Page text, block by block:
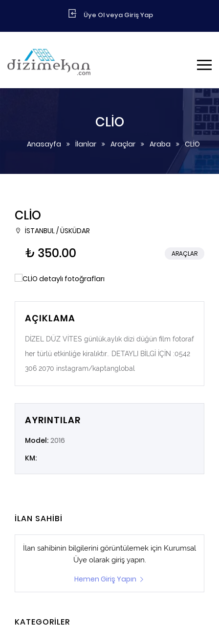
Üye Ol veya Giriş Yap
CLİO
Anasayfa İlanlar Araçlar Araba CLİO
CLİO
İSTANBUL / ÜSKÜDAR
₺ 350.00 ARAÇLAR
AÇIKLAMA
DİZEL DÜZ VİTES günlük,aylık dizi düğün film fotoraf
her türlü etkinliğe kiralıktır.. DETAYLI BİLGİ İÇİN :0542
306 2070 instagram/kaptanglobal
AYRINTILAR
Model: 2016
KM:
İLAN SAHİBİ
İlan sahibinin bilgilerini görüntülemek için Kurumsal
Üyeolarak giriş yapın.
Hemen Giriş Yapın
KATEGORİLER